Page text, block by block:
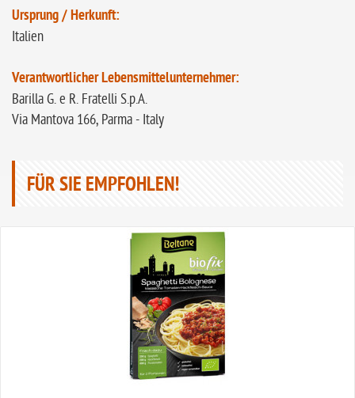
Ursprung / Herkunft:
Italien
Verantwortlicher Lebensmittelunternehmer:
Barilla G. e R. Fratelli S.p.A.
Via Mantova 166, Parma - Italy
FÜR SIE EMPFOHLEN!